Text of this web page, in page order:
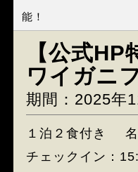
能！
【公式
ワイガニ
期間：2025年
１泊２食付き
チェックイン：